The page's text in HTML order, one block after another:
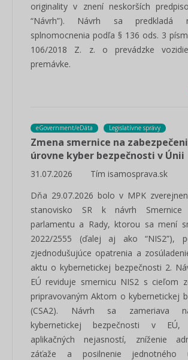
originality v znení neskorších
“Návrh”). Návrh sa predkladá
splnomocnenia podľa § 136 ods. 3
106/2018 Z. z. o prevádzke
premávke.
eGovernment/eDáta Legislatívne správy
Zmena smernice na
úrovne kyber bezpečnosti v Únii
31.07.2026
Tím isamosprava.sk
Dňa 29.07.2026 bolo v MPK
stanovisko SR k návrh Smernice
parlamentu a Rady, ktorou sa mení
2022/2555 (ďalej aj ako “NIS2”),
zjednodušujúce opatrenia a
aktu o kybernetickej bezpečnosti 2.
EÚ reviduje smernicu NIS2 s cieľom
pripravovaným Aktom o kybernetickej
(CSA2). Návrh sa zameriava
kybernetickej bezpečnosti v EÚ,
aplikačných nejasností, zníženie
záťaže a posilnenie jednotného